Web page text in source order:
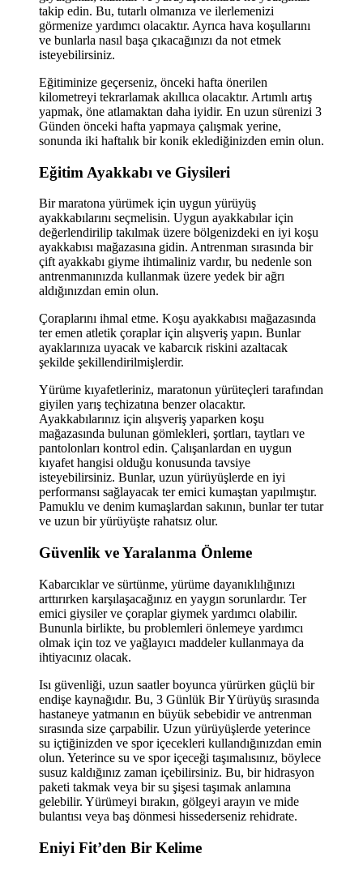
takip edin. Bu, tutarlı olmanıza ve ilerlemenizi
görmenize yardımcı olacaktır. Ayrıca hava koşullarını
ve bunlarla nasıl başa çıkacağınızı da not etmek
isteyebilirsiniz.
Eğitiminize geçerseniz, önceki hafta önerilen
kilometreyi tekrarlamak akıllıca olacaktır. Artımlı artış
yapmak, öne atlamaktan daha iyidir. En uzun sürenizi 3
Günden önceki hafta yapmaya çalışmak yerine,
sonunda iki haftalık bir konik eklediğinizden emin olun.
Eğitim Ayakkabı ve Giysileri
Bir maratona yürümek için uygun yürüyüş
ayakkabılarını seçmelisin. Uygun ayakkabılar için
değerlendirilip takılmak üzere bölgenizdeki en iyi koşu
ayakkabısı mağazasına gidin. Antrenman sırasında bir
çift ayakkabı giyme ihtimaliniz vardır, bu nedenle son
antrenmanınızda kullanmak üzere yedek bir ağrı
aldığınızdan emin olun.
Çoraplarını ihmal etme. Koşu ayakkabısı mağazasında
ter emen atletik çoraplar için alışveriş yapın. Bunlar
ayaklarınıza uyacak ve kabarcık riskini azaltacak
şekilde şekillendirilmişlerdir.
Yürüme kıyafetleriniz, maratonun yürüteçleri tarafından
giyilen yarış teçhizatına benzer olacaktır.
Ayakkabılarınız için alışveriş yaparken koşu
mağazasında bulunan gömlekleri, şortları, taytları ve
pantolonları kontrol edin. Çalışanlardan en uygun
kıyafet hangisi olduğu konusunda tavsiye
isteyebilirsiniz. Bunlar, uzun yürüyüşlerde en iyi
performansı sağlayacak ter emici kumaştan yapılmıştır.
Pamuklu ve denim kumaşlardan sakının, bunlar ter tutar
ve uzun bir yürüyüşte rahatsız olur.
Güvenlik ve Yaralanma Önleme
Kabarcıklar ve sürtünme, yürüme dayanıklılığınızı
arttırırken karşılaşacağınız en yaygın sorunlardır. Ter
emici giysiler ve çoraplar giymek yardımcı olabilir.
Bununla birlikte, bu problemleri önlemeye yardımcı
olmak için toz ve yağlayıcı maddeler kullanmaya da
ihtiyacınız olacak.
Isı güvenliği, uzun saatler boyunca yürürken güçlü bir
endişe kaynağıdır. Bu, 3 Günlük Bir Yürüyüş sırasında
hastaneye yatmanın en büyük sebebidir ve antrenman
sırasında size çarpabilir. Uzun yürüyüşlerde yeterince
su içtiğinizden ve spor içecekleri kullandığınızdan emin
olun. Yeterince su ve spor içeceği taşımalısınız, böylece
susuz kaldığınız zaman içebilirsiniz. Bu, bir hidrasyon
paketi takmak veya bir su şişesi taşımak anlamına
gelebilir. Yürümeyi bırakın, gölgeyi arayın ve mide
bulantısı veya baş dönmesi hissederseniz rehidrate.
Eniyi Fit’den Bir Kelime